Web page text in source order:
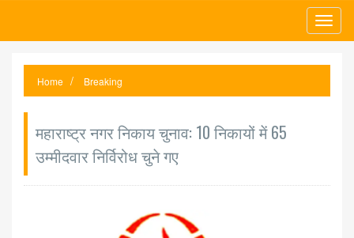
Home Breaking
महाराष्ट्र नगर निकाय चुनाव: 10 निकायों में 65
उम्मीदवार निर्विरोध चुने गए